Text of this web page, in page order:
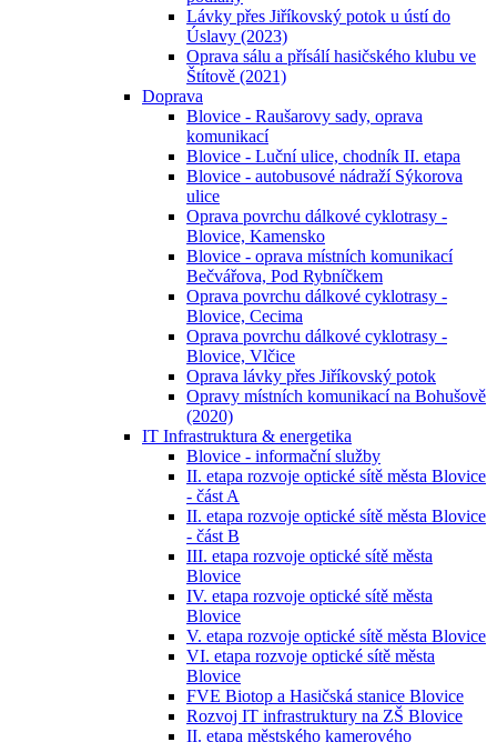
Lávky přes Jiříkovský potok u ústí do
Úslavy (2023)
Oprava sálu a přísálí hasičského klubu ve
Štítově (2021)
Doprava
Blovice - Raušarovy sady, oprava
komunikací
Blovice - Luční ulice, chodník II. etapa
Blovice - autobusové nádraží Sýkorova
ulice
Oprava povrchu dálkové cyklotrasy -
Blovice, Kamensko
Blovice - oprava místních komunikací
Bečvářova, Pod Rybníčkem
Oprava povrchu dálkové cyklotrasy -
Blovice, Cecima
Oprava povrchu dálkové cyklotrasy -
Blovice, Vlčice
Oprava lávky přes Jiříkovský potok
Opravy místních komunikací na Bohušově
(2020)
IT Infrastruktura & energetika
Blovice - informační služby
II. etapa rozvoje optické sítě města Blovice
- část A
II. etapa rozvoje optické sítě města Blovice
- část B
III. etapa rozvoje optické sítě města
Blovice
IV. etapa rozvoje optické sítě města
Blovice
V. etapa rozvoje optické sítě města Blovice
VI. etapa rozvoje optické sítě města
Blovice
FVE Biotop a Hasičská stanice Blovice
Rozvoj IT infrastruktury na ZŠ Blovice
II. etapa městského kamerového